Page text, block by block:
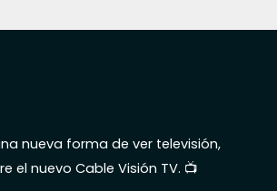
nueva forma de ver televisión,
el nuevo Cable Visión TV. 📺